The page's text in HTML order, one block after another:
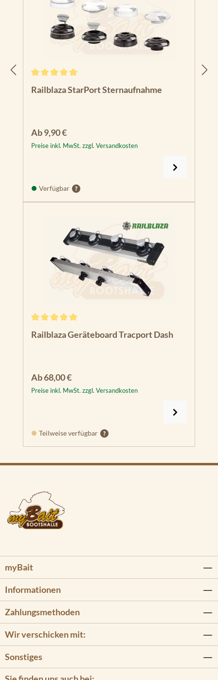
Railblaza StarPort Sternaufnahme
Regulärer Preis:
Ab9,90 €
Preise inkl. MwSt. zzgl. Versandkosten
Verfügbar
Railblaza Geräteboard Tracport Dash
Regulärer Preis:
Ab68,00 €
Preise inkl. MwSt. zzgl. Versandkosten
Teilweise verfügbar
myBait
Informationen
Zahlungsmethoden
Wir verschicken mit:
Sonstiges